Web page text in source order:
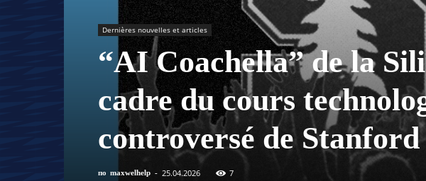
Dernières nouvelles et articles
“AI Coachella” de la
cadre du cours
controversé de Stanford
по maxwelhelp - 25.04.2026 7